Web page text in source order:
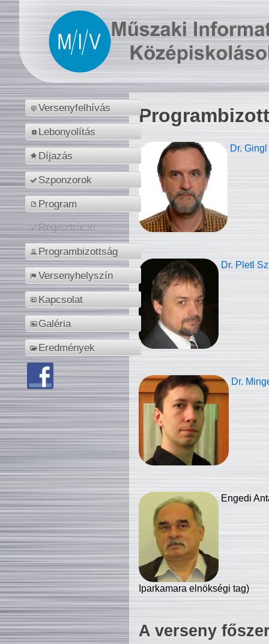
Versenyfelhívás
Lebonyolítás
Díjazás
Szponzorok
Program
Regisztráció
Programbizottság
Versenyhelyszín
Kapcsolat
Galéria
Eredmények
Dr.
Dr. Pletl
Dr.
Engedi
Iparkamara elnökségi tag)
A verseny